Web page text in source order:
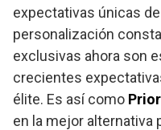
expectativas únicas
personalización
exclusivas ahora son
crecientes
élite. Es así como
en la mejor alternativa